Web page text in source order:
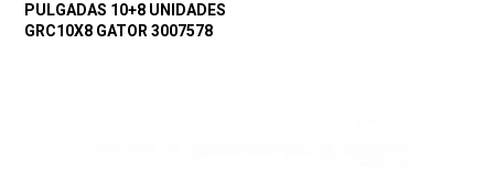
PULGADAS 10+8 UNIDADES
GRC10X8 GATOR 3007578